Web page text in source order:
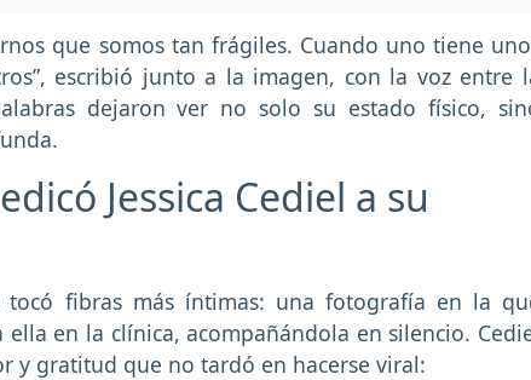
que somos tan frágiles. Cuando uno tiene
escribió junto a la imagen, con la voz entre
dejaron ver no solo su estado físico,
Jessica Cediel a su
fibras más íntimas: una fotografía en la
en la clínica, acompañándola en silencio.
y gratitud que no tardó en hacerse viral: